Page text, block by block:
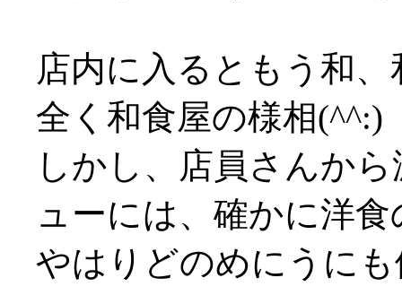
店内に入るともう和
全く和食屋の様相(^^:)
しかし、店員さんか
ューには、確かに洋
やはりどのめにうに